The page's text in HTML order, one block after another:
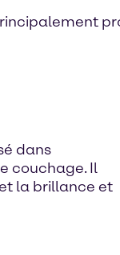
dans
couchage. Il
la brillance et